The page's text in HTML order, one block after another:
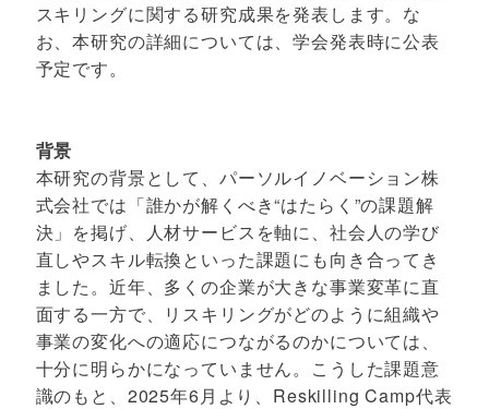
スキリングに関する研究成果を発表します。な
お、本研究の詳細については、学会発表時に公表
予定です。
背景
本研究の背景として、パーソルイノベーション株
式会社では「誰かが解くべき“はたらく”の課題解
決」を掲げ、人材サービスを軸に、社会人の学び
直しやスキル転換といった課題にも向き合ってき
ました。近年、多くの企業が大きな事業変革に直
面する一方で、リスキリングがどのように組織や
事業の変化への適応につながるのかについては、
十分に明らかになっていません。こうした課題意
識のもと、2025年6月より、Reskilling Camp代表